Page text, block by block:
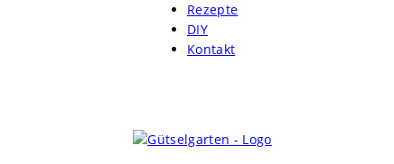
Rezepte
DIY
Kontakt